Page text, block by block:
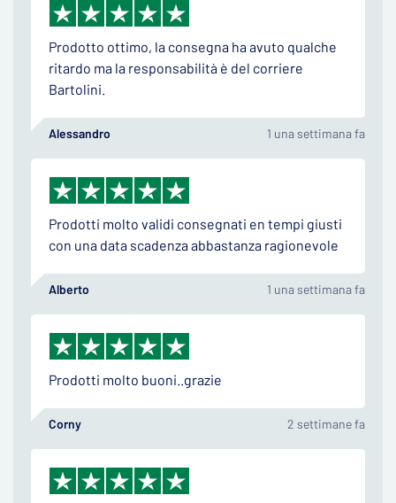
Prodotto ottimo, la consegna ha avuto qualche
ritardo ma la responsabilità è del corriere
Bartolini.
Alessandro 1 una settimana fa
Prodotti molto validi consegnati en tempi giusti
con una data scadenza abbastanza ragionevole
Alberto 1 una settimana fa
Prodotti molto buoni..grazie
Corny 2 settimane fa